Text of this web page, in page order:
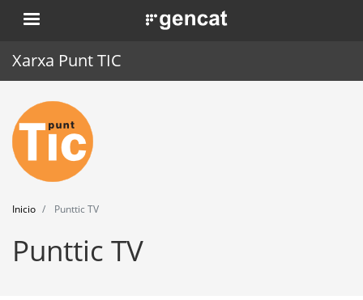
Pasar
al
. Obre en una nova finestra.
Xarxa Punt TIC
Inicio
Punt TIC
Actualidad
Agenda
Formación
Inicio Punttic TV
Punttic TV